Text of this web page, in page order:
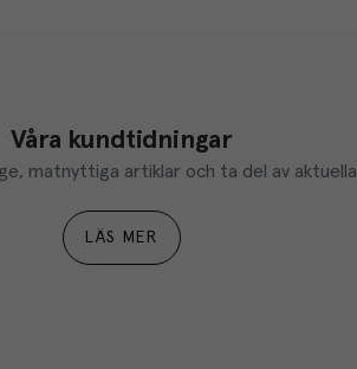
Våra kundtidningar
matnyttiga artiklar och ta del av aktuella
LÄS MER